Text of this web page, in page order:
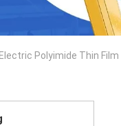
Electric Polyimide Thin Film